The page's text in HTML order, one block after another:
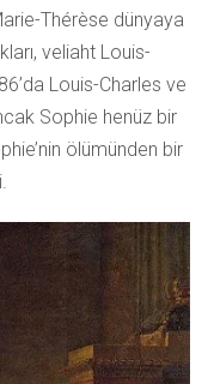
Thérèse dünyaya
veliaht Louis-
Louis-Charles ve
Sophie henüz bir
ölümünden bir